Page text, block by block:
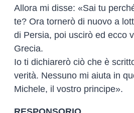
Allora mi disse: «Sai tu
te? Ora tornerò di nuovo a
di Persia, poi uscirò ed ecco
Grecia.
Io ti dichiarerò ciò che è
verità. Nessuno mi aiuta in
Michele, il vostro principe».